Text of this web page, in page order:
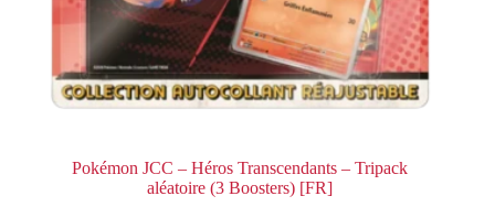
Pokémon JCC – Héros Transcendants – Tripack
aléatoire (3 Boosters) [FR]